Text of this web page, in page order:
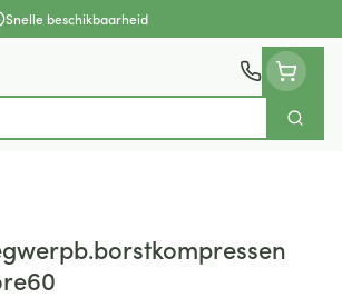
Snelle beschikbaarheid
Zoek